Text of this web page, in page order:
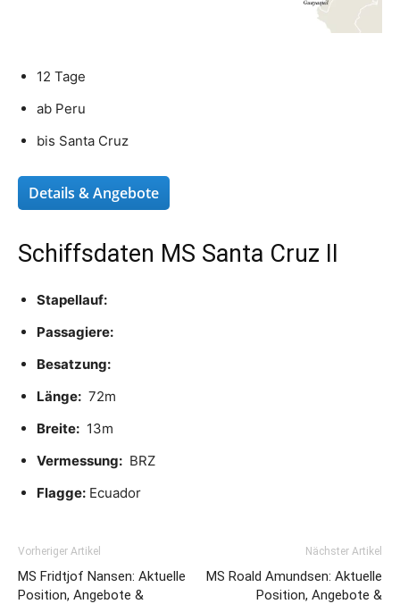
12 Tage
ab Peru
bis Santa Cruz
Details & Angebote
Schiffsdaten MS Santa Cruz II
Stapellauf:
Passagiere:
Besatzung:
Länge: 72m
Breite: 13m
Vermessung: BRZ
Flagge: Ecuador
Vorheriger Artikel
MS Fridtjof Nansen: Aktuelle
Position, Angebote &
Nächster Artikel
MS Roald Amundsen: Aktuelle
Position, Angebote &